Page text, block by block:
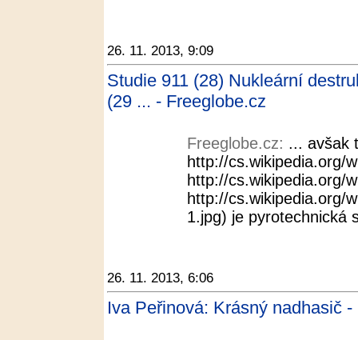
26. 11. 2013, 9:09
Studie 911 (28) Nukleární
(29 ... - Freeglobe.cz
Freeglobe.cz: ... avšak
http://cs.wikipedia.org/
http://cs.wikipedia.org/
http://cs.wikipedia.org/
1.jpg) je pyrotechnická
26. 11. 2013, 6:06
Iva Peřinová: Krásný nadhasič